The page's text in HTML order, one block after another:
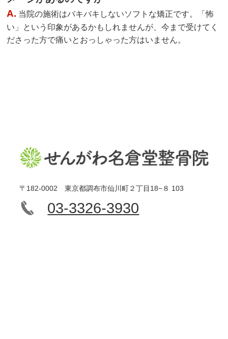
A. 当院の施術はバキバキしないソフトな矯正です。「怖
い」という印象があるかもしれませんが、今まで受けてく
ださった方で痛いとおっしゃった方はいません。
〒182-0002 東京都調布市仙川町２丁目18−８ 103
03-3326-3930